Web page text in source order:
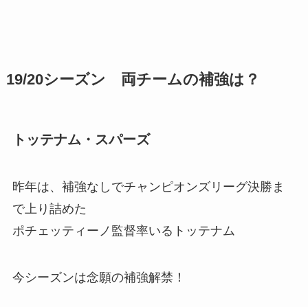
19/20シーズン 両チームの補強は？
トッテナム・スパーズ
昨年は、補強なしでチャンピオンズリーグ決勝ま
で上り詰めた
ポチェッティーノ監督率いるトッテナム
今シーズンは念願の補強解禁！